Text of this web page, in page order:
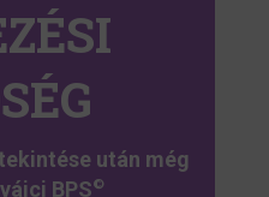
után még
BPS©